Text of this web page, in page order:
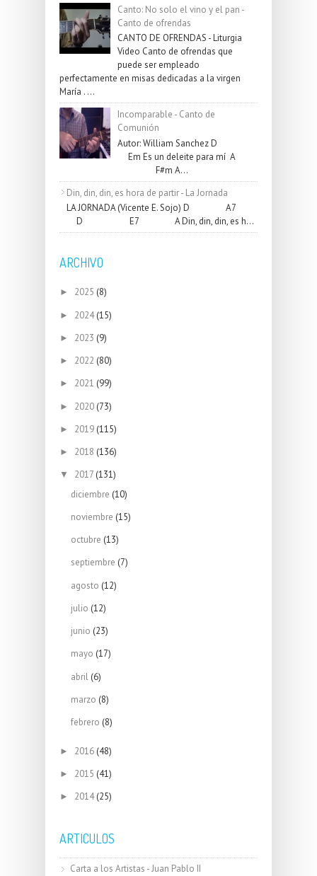
Canto: No solo el vino y el pan -
Canto de ofrendas
CANTO DE OFRENDAS - Liturgia
Video Canto de ofrendas que
puede ser empleado
perfectamente en misas dedicadas a la virgen
María . ...
Incomparable - Canto de
Comunión
Autor: William Sanchez D
Em Es un deleite para mí A
F#m A...
Din, din, din, es hora de partir - La Jornada
LA JORNADA (Vicente E. Sojo) D A7
D E7 A Din, din, din, es h...
ARCHIVO
► 2025 (8)
► 2024 (15)
► 2023 (9)
► 2022 (80)
► 2021 (99)
► 2020 (73)
► 2019 (115)
► 2018 (136)
▼ 2017 (131)
diciembre (10)
noviembre (15)
octubre (13)
septiembre (7)
agosto (12)
julio (12)
junio (23)
mayo (17)
abril (6)
marzo (8)
febrero (8)
► 2016 (48)
► 2015 (41)
► 2014 (25)
ARTICULOS
Carta a los Artistas - Juan Pablo II